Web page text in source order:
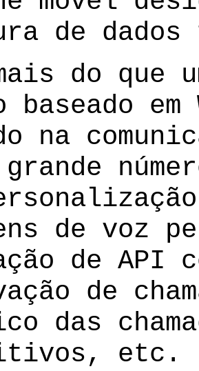
de
do que
baseado em
na
grande
de voz
de API
de
das
etc.